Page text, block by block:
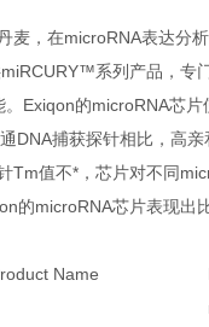
麦，在microRNA表达分
系列产品，专
Exiqon的microRNA芯片
DNA捕获探针相比，高
Tm值不*，芯片对不同
的microRNA芯片表现出
Name